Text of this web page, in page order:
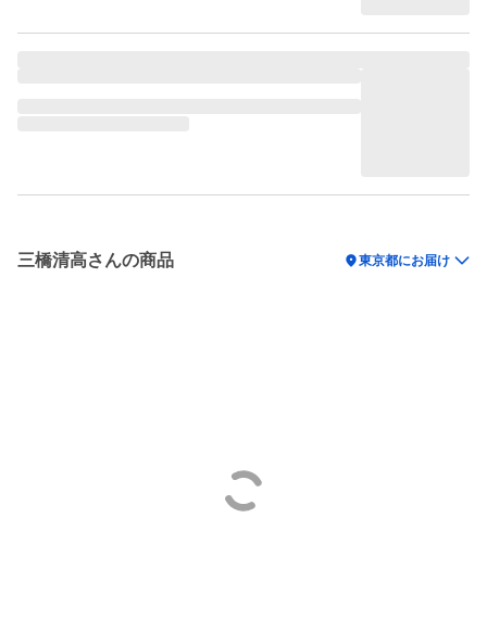
三橋清高さんの商品 location_on東京都にお届け